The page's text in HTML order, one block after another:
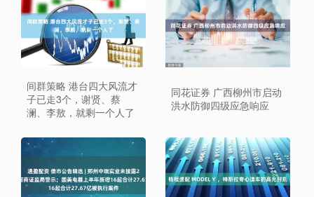
间群策略 港台四大风流才
子已走3个，谢贤、蔡
澜、李敖，就剩一个人了
同花证券 广西柳州市启动
洪水防御四级应急响应